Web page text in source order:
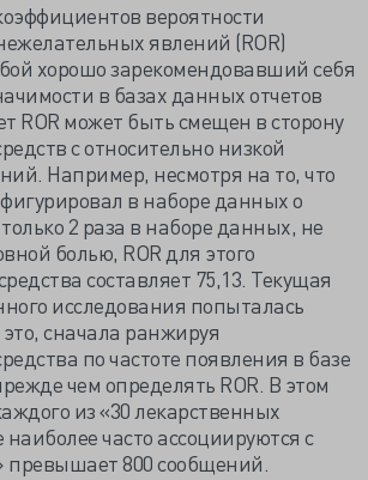
вероятности
явлений (ROR)
хорошо зарекомендовавший себя
в базах данных отчетов
ROR может быть смещен в сторону
с относительно низкой
Например, несмотря на то, что
в наборе данных о
2 раза в наборе данных, не
болью, ROR для этого
составляет 75,13. Текущая
исследования попыталась
сначала ранжируя
по частоте появления в базе
чем определять ROR. В этом
из «30 лекарственных
наиболее часто ассоциируются с
превышает 800 сообщений.